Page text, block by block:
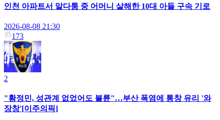
인천 아파트서 말다툼 중 어머니 살해한 10대 아들 구속 기로
2026-08-08 21:30
173
2
"황정민, 성관계 없었어도 불륜"…부산 폭염에 통창 유리 '와
장창'[이주의픽]